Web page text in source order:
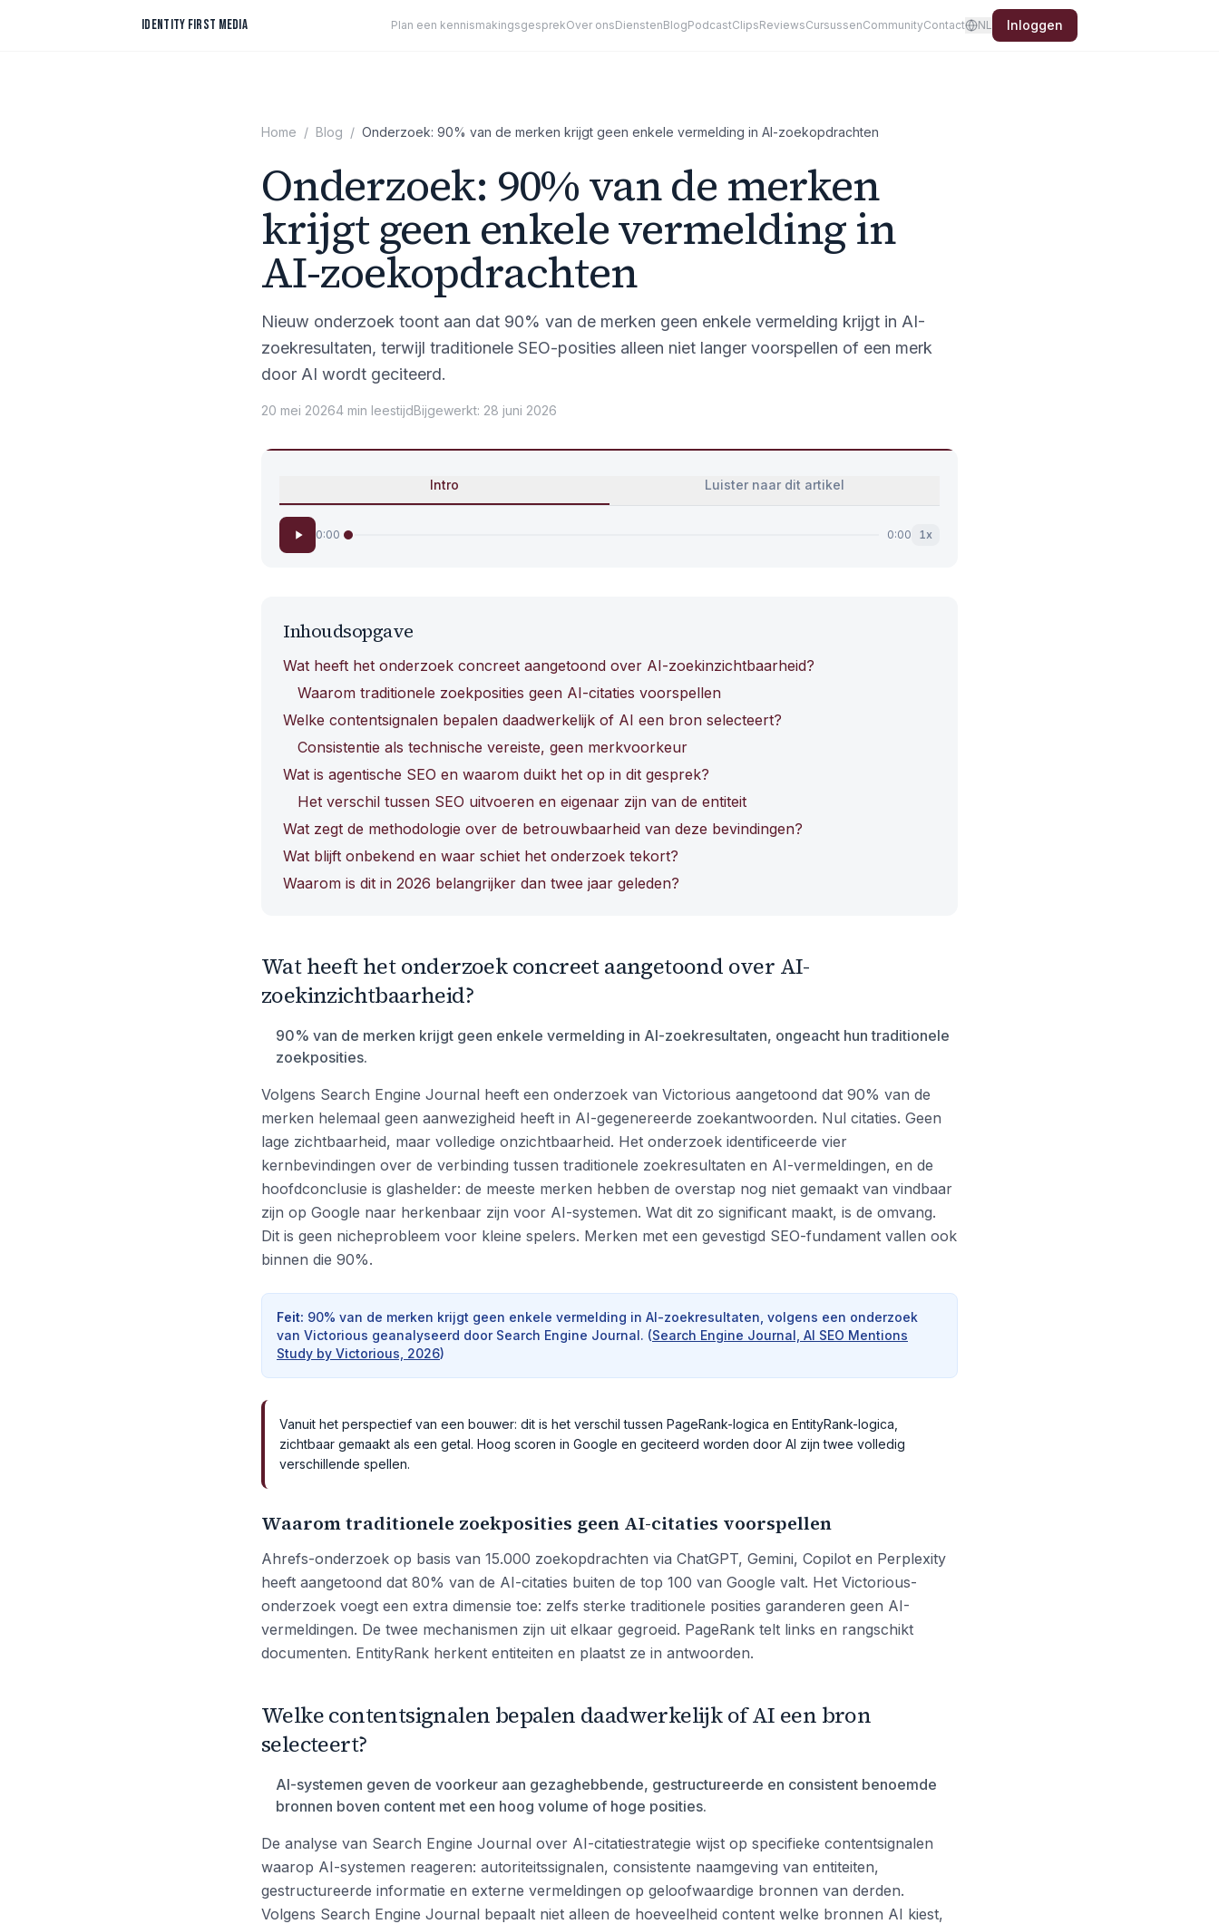
IDENTITY FIRST MEDIA Plan een kennismakingsgesprekOver onsDienstenBlogPodcastClipsReviewsCursussenCommunityContact NL Inloggen
Home / Blog / Onderzoek: 90% van de merken krijgt geen enkele vermelding in AI-zoekopdrachten
Onderzoek: 90% van de merken
krijgt geen enkele vermelding in
AI-zoekopdrachten
Nieuw onderzoek toont aan dat 90% van de merken geen enkele vermelding krijgt in AI-
zoekresultaten, terwijl traditionele SEO-posities alleen niet langer voorspellen of een merk
door AI wordt geciteerd.
20 mei 20264 min leestijdBijgewerkt: 28 juni 2026
Intro Luister naar dit artikel
0:00 0:00 1x
Inhoudsopgave
Wat heeft het onderzoek concreet aangetoond over AI-zoekinzichtbaarheid?
Waarom traditionele zoekposities geen AI-citaties voorspellen
Welke contentsignalen bepalen daadwerkelijk of AI een bron selecteert?
Consistentie als technische vereiste, geen merkvoorkeur
Wat is agentische SEO en waarom duikt het op in dit gesprek?
Het verschil tussen SEO uitvoeren en eigenaar zijn van de entiteit
Wat zegt de methodologie over de betrouwbaarheid van deze bevindingen?
Wat blijft onbekend en waar schiet het onderzoek tekort?
Waarom is dit in 2026 belangrijker dan twee jaar geleden?
Wat heeft het onderzoek concreet aangetoond over AI-
zoekinzichtbaarheid?
90% van de merken krijgt geen enkele vermelding in AI-zoekresultaten, ongeacht hun traditionele
zoekposities.
Volgens Search Engine Journal heeft een onderzoek van Victorious aangetoond dat 90% van de
merken helemaal geen aanwezigheid heeft in AI-gegenereerde zoekantwoorden. Nul citaties. Geen
lage zichtbaarheid, maar volledige onzichtbaarheid. Het onderzoek identificeerde vier
kernbevindingen over de verbinding tussen traditionele zoekresultaten en AI-vermeldingen, en de
hoofdconclusie is glashelder: de meeste merken hebben de overstap nog niet gemaakt van vindbaar
zijn op Google naar herkenbaar zijn voor AI-systemen. Wat dit zo significant maakt, is de omvang.
Dit is geen nicheprobleem voor kleine spelers. Merken met een gevestigd SEO-fundament vallen ook
binnen die 90%.
Feit: 90% van de merken krijgt geen enkele vermelding in AI-zoekresultaten, volgens een onderzoek
van Victorious geanalyseerd door Search Engine Journal. (Search Engine Journal, AI SEO Mentions
Study by Victorious, 2026)
Vanuit het perspectief van een bouwer: dit is het verschil tussen PageRank-logica en EntityRank-logica,
zichtbaar gemaakt als een getal. Hoog scoren in Google en geciteerd worden door AI zijn twee volledig
verschillende spellen.
Waarom traditionele zoekposities geen AI-citaties voorspellen
Ahrefs-onderzoek op basis van 15.000 zoekopdrachten via ChatGPT, Gemini, Copilot en Perplexity
heeft aangetoond dat 80% van de AI-citaties buiten de top 100 van Google valt. Het Victorious-
onderzoek voegt een extra dimensie toe: zelfs sterke traditionele posities garanderen geen AI-
vermeldingen. De twee mechanismen zijn uit elkaar gegroeid. PageRank telt links en rangschikt
documenten. EntityRank herkent entiteiten en plaatst ze in antwoorden.
Welke contentsignalen bepalen daadwerkelijk of AI een bron
selecteert?
AI-systemen geven de voorkeur aan gezaghebbende, gestructureerde en consistent benoemde
bronnen boven content met een hoog volume of hoge posities.
De analyse van Search Engine Journal over AI-citatiestrategie wijst op specifieke contentsignalen
waarop AI-systemen reageren: autoriteitssignalen, consistente naamgeving van entiteiten,
gestructureerde informatie en externe vermeldingen op geloofwaardige bronnen van derden.
Volgens Search Engine Journal bepaalt niet alleen de hoeveelheid content welke bronnen AI kiest,